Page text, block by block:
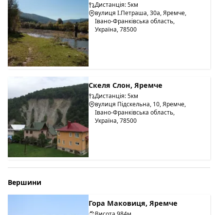
Дистанція: 5км
вулиця І.Петраша, 30а, Яремче,
Івано-Франківська область,
Україна, 78500
Скеля Слон, Яремче
Дистанція: 5км
вулиця Підскельна, 10, Яремче,
Івано-Франківська область,
Україна, 78500
Вершини
Гора Маковиця, Яремче